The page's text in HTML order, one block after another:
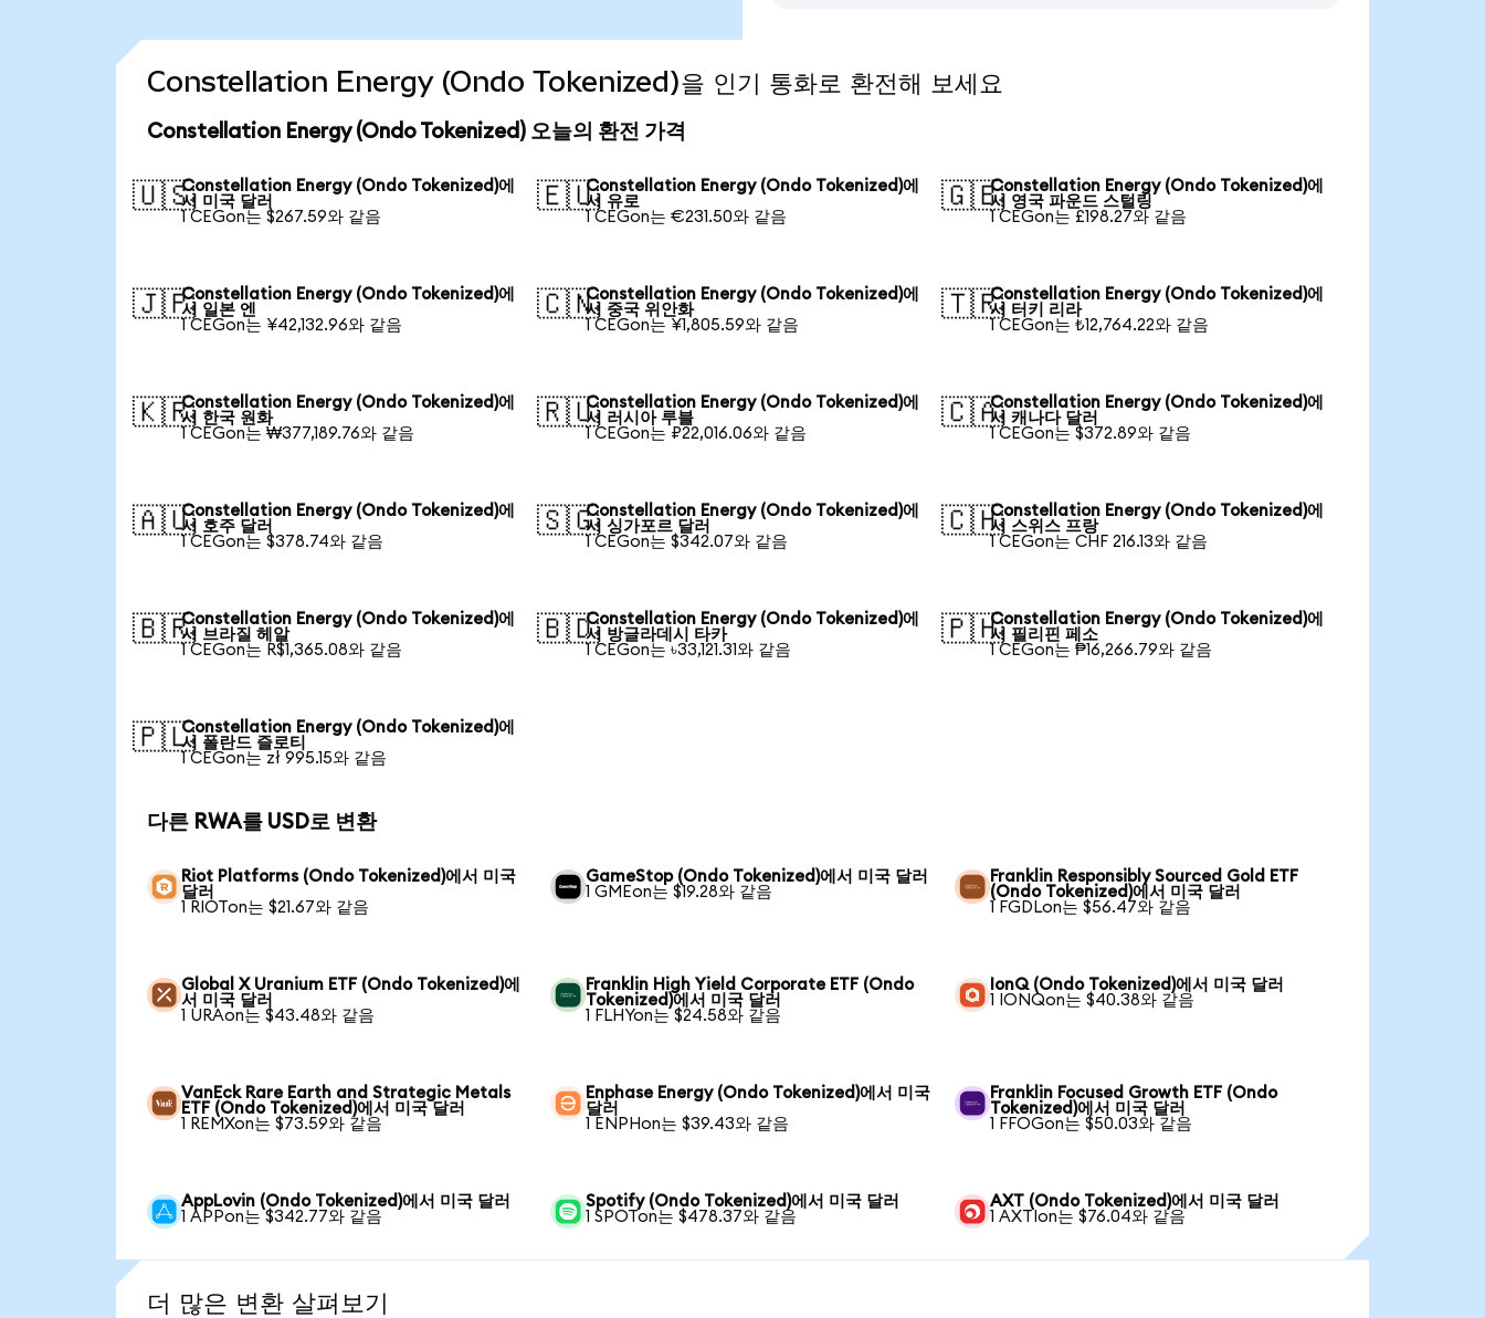
Constellation Energy (Ondo Tokenized)을 인기 통화로 환전해 보세요
Constellation Energy (Ondo Tokenized) 오늘의 환전 가격
🇺🇸Constellation Energy (Ondo Tokenized)에
서 미국 달러
1 CEGon는 $267.59와 같음
🇪🇺Constellation Energy (Ondo Tokenized)에
서 유로
1 CEGon는 €231.50와 같음
🇬🇧Constellation Energy (Ondo Tokenized)에
서 영국 파운드 스털링
1 CEGon는 £198.27와 같음
🇯🇵Constellation Energy (Ondo Tokenized)에
서 일본 엔
1 CEGon는 ¥42,132.96와 같음
🇨🇳Constellation Energy (Ondo Tokenized)에
서 중국 위안화
1 CEGon는 ¥1,805.59와 같음
🇹🇷Constellation Energy (Ondo Tokenized)에
서 터키 리라
1 CEGon는 ₺12,764.22와 같음
🇰🇷Constellation Energy (Ondo Tokenized)에
서 한국 원화
1 CEGon는 ₩377,189.76와 같음
🇷🇺Constellation Energy (Ondo Tokenized)에
서 러시아 루블
1 CEGon는 ₽22,016.06와 같음
🇨🇦Constellation Energy (Ondo Tokenized)에
서 캐나다 달러
1 CEGon는 $372.89와 같음
🇦🇺Constellation Energy (Ondo Tokenized)에
서 호주 달러
1 CEGon는 $378.74와 같음
🇸🇬Constellation Energy (Ondo Tokenized)에
서 싱가포르 달러
1 CEGon는 $342.07와 같음
🇨🇭Constellation Energy (Ondo Tokenized)에
서 스위스 프랑
1 CEGon는 CHF 216.13와 같음
🇧🇷Constellation Energy (Ondo Tokenized)에
서 브라질 헤알
1 CEGon는 R$1,365.08와 같음
🇧🇩Constellation Energy (Ondo Tokenized)에
서 방글라데시 타카
1 CEGon는 ৳33,121.31와 같음
🇵🇭Constellation Energy (Ondo Tokenized)에
서 필리핀 페소
1 CEGon는 ₱16,266.79와 같음
🇵🇱Constellation Energy (Ondo Tokenized)에
서 폴란드 즐로티
1 CEGon는 zł 995.15와 같음
다른 RWA를 USD로 변환
Riot Platforms (Ondo Tokenized)에서 미국
달러
1 RIOTon는 $21.67와 같음
GameStop (Ondo Tokenized)에서 미국 달러
1 GMEon는 $19.28와 같음
Franklin Responsibly Sourced Gold ETF
(Ondo Tokenized)에서 미국 달러
1 FGDLon는 $56.47와 같음
Global X Uranium ETF (Ondo Tokenized)에
서 미국 달러
1 URAon는 $43.48와 같음
Franklin High Yield Corporate ETF (Ondo
Tokenized)에서 미국 달러
1 FLHYon는 $24.58와 같음
IonQ (Ondo Tokenized)에서 미국 달러
1 IONQon는 $40.38와 같음
VanEck Rare Earth and Strategic Metals
ETF (Ondo Tokenized)에서 미국 달러
1 REMXon는 $73.59와 같음
Enphase Energy (Ondo Tokenized)에서 미국
달러
1 ENPHon는 $39.43와 같음
Franklin Focused Growth ETF (Ondo
Tokenized)에서 미국 달러
1 FFOGon는 $50.03와 같음
AppLovin (Ondo Tokenized)에서 미국 달러
1 APPon는 $342.77와 같음
Spotify (Ondo Tokenized)에서 미국 달러
1 SPOTon는 $478.37와 같음
AXT (Ondo Tokenized)에서 미국 달러
1 AXTIon는 $76.04와 같음
더 많은 변환 살펴보기